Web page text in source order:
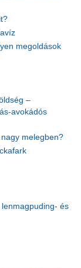
megoldások
–
avokádós
melegben?
és